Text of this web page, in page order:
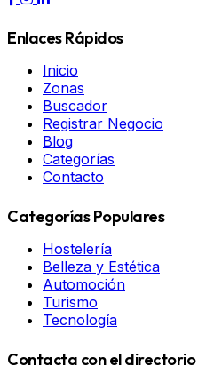
Enlaces Rápidos
Inicio
Zonas
Buscador
Registrar Negocio
Blog
Categorías
Contacto
Categorías Populares
Hostelería
Belleza y Estética
Automoción
Turismo
Tecnología
Contacta con el directorio